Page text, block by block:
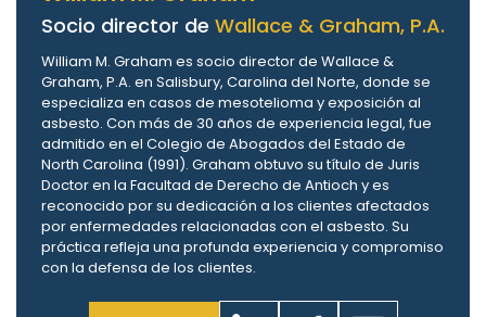
Socio director de Wallace & Graham, P.A.
William M. Graham es socio director de Wallace &
Graham, P.A. en Salisbury, Carolina del Norte, donde se
especializa en casos de mesotelioma y exposición al
asbesto. Con más de 30 años de experiencia legal, fue
admitido en el Colegio de Abogados del Estado de
North Carolina (1991). Graham obtuvo su título de Juris
Doctor en la Facultad de Derecho de Antioch y es
reconocido por su dedicación a los clientes afectados
por enfermedades relacionadas con el asbesto. Su
práctica refleja una profunda experiencia y compromiso
con la defensa de los clientes.